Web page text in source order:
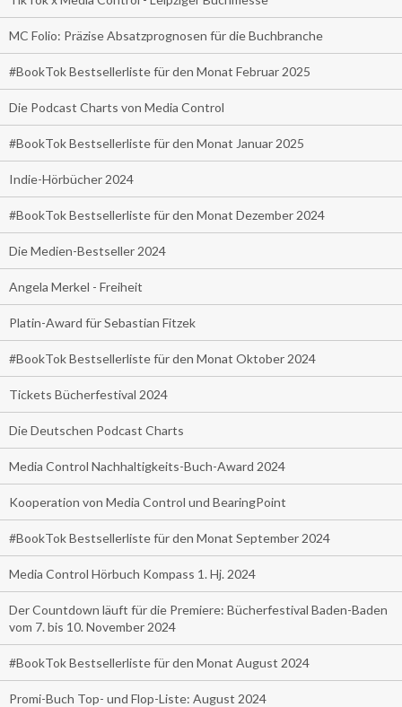
MC Folio: Präzise Absatzprognosen für die Buchbranche
#BookTok Bestsellerliste für den Monat Februar 2025
Die Podcast Charts von Media Control
#BookTok Bestsellerliste für den Monat Januar 2025
Indie-Hörbücher 2024
#BookTok Bestsellerliste für den Monat Dezember 2024
Die Medien-Bestseller 2024
Angela Merkel - Freiheit
Platin-Award für Sebastian Fitzek
#BookTok Bestsellerliste für den Monat Oktober 2024
Tickets Bücherfestival 2024
Die Deutschen Podcast Charts
Media Control Nachhaltigkeits-Buch-Award 2024
Kooperation von Media Control und BearingPoint
#BookTok Bestsellerliste für den Monat September 2024
Media Control Hörbuch Kompass 1. Hj. 2024
Der Countdown läuft für die Premiere: Bücherfestival Baden-Baden
vom 7. bis 10. November 2024
#BookTok Bestsellerliste für den Monat August 2024
Promi-Buch Top- und Flop-Liste: August 2024